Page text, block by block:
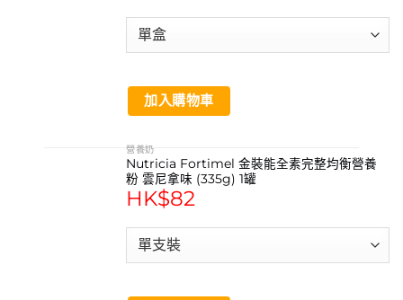
加入購物車
營養奶
Nutricia Fortimel 金裝能全素完整均衡營養
粉 雲尼拿味 (335g) 1罐
HK$82